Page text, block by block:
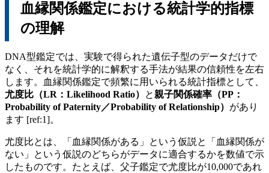
血縁関係鑑定における統計学的指標
の理解
DNA型鑑定では、実験で得られた遺伝子型のデータだけで
なく、それを統計学的に解釈する手法が結果の信頼性を左右
します。血縁関係鑑定で頻繁に用いられる統計指標として、
尤度比（LR：Likelihood Ratio）
と親子関係確率（PP：
Probability of Paternity／Probability of Relationship） があり
ます [ref:1]。
尤度比とは、「血縁関係がある」という仮説と「血縁関係が
ない」という仮説のどちらがデータに適合するかを数値で示
したものです。たとえば、父子鑑定で尤度比が10,000であれ